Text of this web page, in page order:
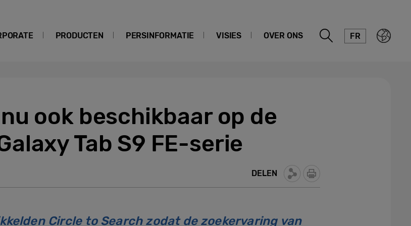
PRODUCTEN PERSINFORMATIE VISIES OVER ONS FR
ook beschikbaar op de
Tab S9 FE-serie
DELEN
Circle to Search zodat de zoekervaring van